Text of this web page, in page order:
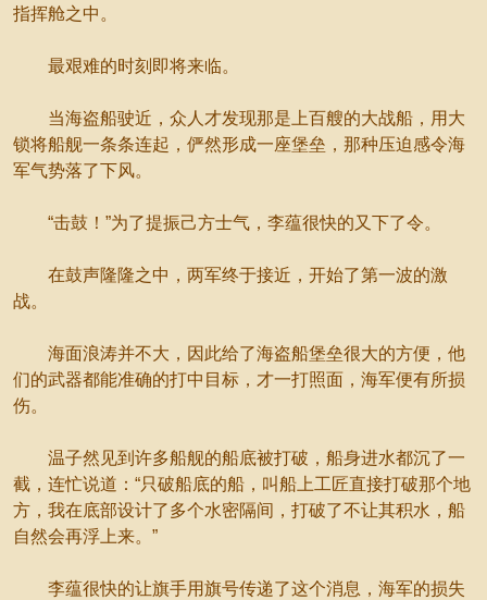
指挥舱之中。
最艰难的时刻即将来临。
当海盗船驶近，众人才发现那是上百艘的大战船，用大
锁将船舰一条条连起，俨然形成一座堡垒，那种压迫感令海
军气势落了下风。
“击鼓！”为了提振己方士气，李蕴很快的又下了令。
在鼓声隆隆之中，两军终于接近，开始了第一波的激
战。
海面浪涛并不大，因此给了海盗船堡垒很大的方便，他
们的武器都能准确的打中目标，才一打照面，海军便有所损
伤。
温子然见到许多船舰的船底被打破，船身进水都沉了一
截，连忙说道：“只破船底的船，叫船上工匠直接打破那个地
方，我在底部设计了多个水密隔间，打破了不让其积水，船
自然会再浮上来。”
李蕴很快的让旗手用旗号传递了这个消息，海军的损失